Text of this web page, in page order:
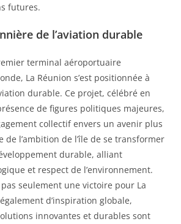
futures.
de l’aviation durable
terminal aéroportuaire
La Réunion s’est positionnée à
durable. Ce projet, célébré en
de figures politiques majeures,
collectif envers un avenir plus
de l’ambition de l’île de se transformer
durable, alliant
et respect de l’environnement.
pas seulement une victoire pour La
d’inspiration globale,
innovantes et durables sont